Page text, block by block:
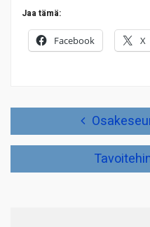
Jaa tämä:
Facebook X